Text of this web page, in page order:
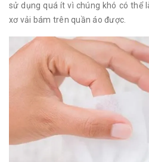
sử dụng quá ít vì chúng khó có thể
xơ vải bám trên quần áo được.